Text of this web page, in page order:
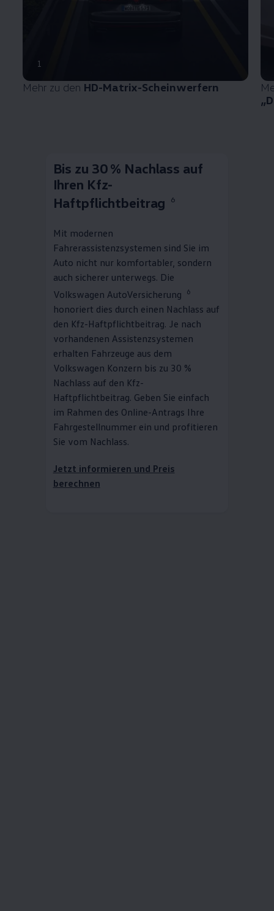
1
Mehr zu den HD-Matrix-Scheinwerfern
Bis zu 30 % Nachlass auf
Ihren Kfz-
Haftpflichtbeitrag
6
Mit modernen
Fahrerassistenzsystemen sind Sie im
Auto nicht nur komfortabler, sondern
auch sicherer unterwegs. Die
Volkswagen AutoVersicherung 6
honoriert dies durch einen Nachlass auf
den Kfz-Haftpflichtbeitrag. Je nach
vorhandenen Assistenzsystemen
erhalten Fahrzeuge aus dem
Volkswagen Konzern bis zu 30 %
Nachlass auf den Kfz-
Haftpflichtbeitrag. Geben Sie einfach
im Rahmen des Online-Antrags Ihre
Fahrgestellnummer ein und profitieren
Sie vom Nachlass.
Jetzt informieren und Preis
berechnen